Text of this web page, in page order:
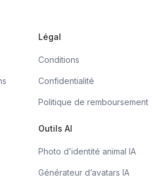
Légal
Conditions
Confidentialité
Politique de remboursement
Outils AI
Photo d’identité animal IA
Générateur d’avatars IA